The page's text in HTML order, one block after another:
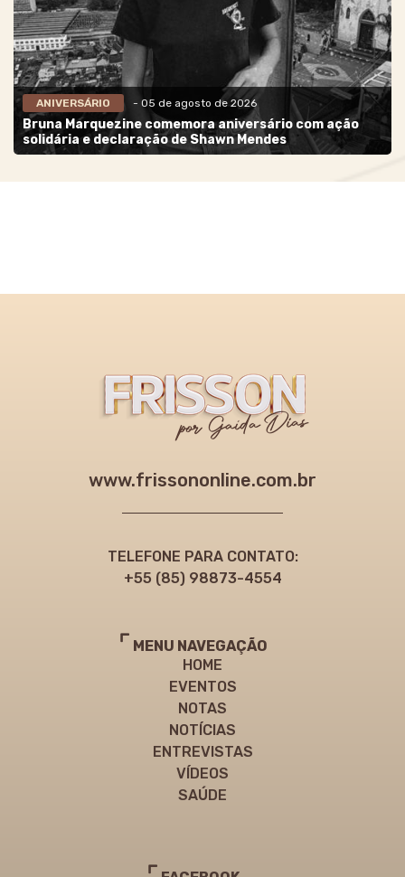
ANIVERSÁRIO - 05 de agosto de 2026
Bruna Marquezine comemora aniversário com ação
solidária e declaração de Shawn Mendes
www.frissononline.com.br
TELEFONE PARA CONTATO:
+55 (85) 98873-4554
MENU NAVEGAÇÃO
HOME
EVENTOS
NOTAS
NOTÍCIAS
ENTREVISTAS
VÍDEOS
SAÚDE